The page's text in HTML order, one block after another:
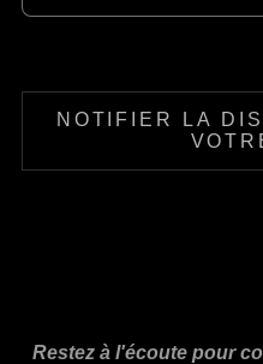
NOTIFIER LA
Restez à l'écoute pour